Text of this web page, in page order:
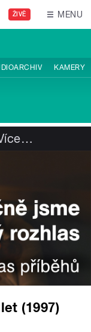
ŽIVĚ MENU
KAMERY
…
(1997)